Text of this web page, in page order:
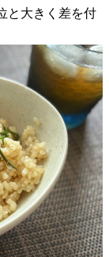
と大きく差を付